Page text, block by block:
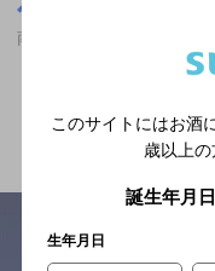
南巽駅(大阪府)周辺500m
このサイトにはお酒
歳以上の
誕生年月
生年月日